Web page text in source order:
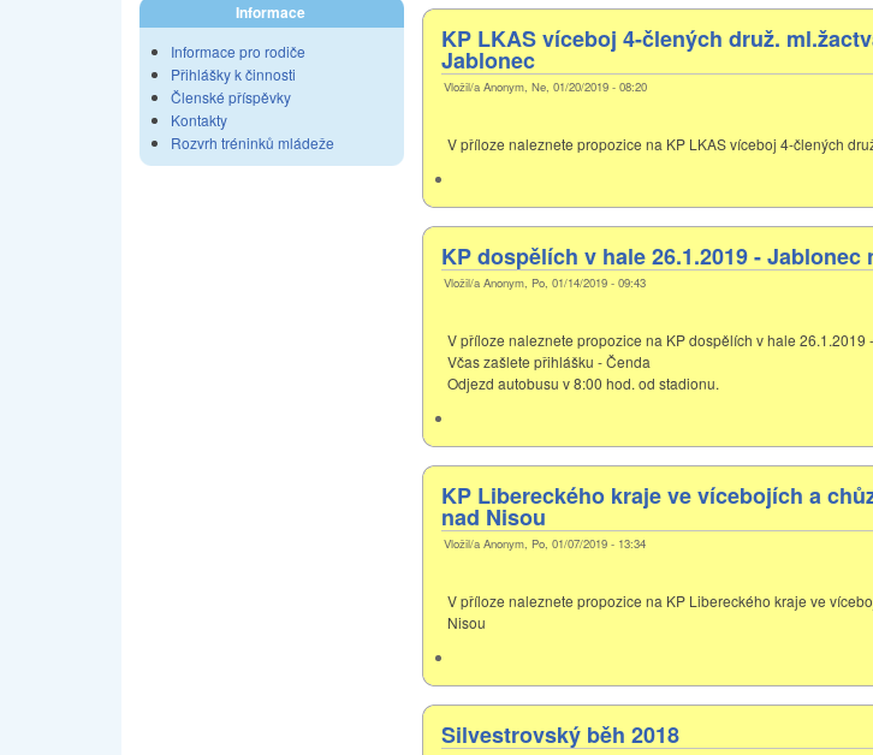
Informace
Informace pro rodiče
Přihlášky k činnosti
Členské příspěvky
Kontakty
Rozvrh tréninků mládeže
KP LKAS víceboj 4-člených druž.
Jablonec
Vložil/a Anonym, Ne, 01/20/2019 - 08:20
V příloze naleznete propozice na KP LKAS víceboj 4-člených
KP dospělích v hale 26.1.2019 - Jablonec
Vložil/a Anonym, Po, 01/14/2019 - 09:43
V příloze naleznete propozice na KP dospělích v hale 26.1.2019
Včas zašlete přihlášku - Čenda
Odjezd autobusu v 8:00 hod. od stadionu.
KP Libereckého kraje ve vícebojích a
nad Nisou
Vložil/a Anonym, Po, 01/07/2019 - 13:34
V příloze naleznete propozice na KP Libereckého kraje ve
Nisou
Silvestrovský běh 2018